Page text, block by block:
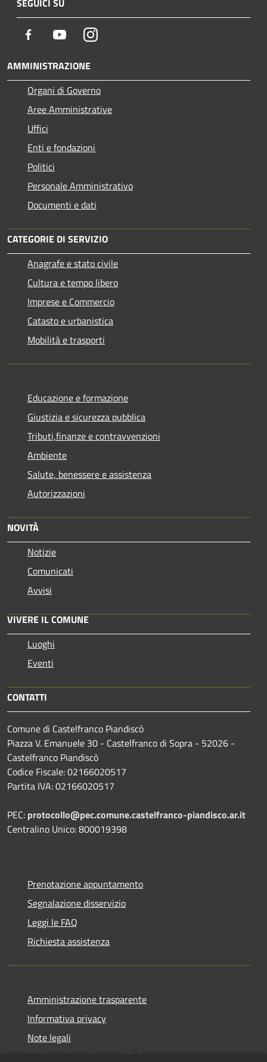
SEGUICI SU
Facebook YoutubeInstagram
AMMINISTRAZIONE
Organi di Governo
Aree Amministrative
Uffici
Enti e fondazioni
Politici
Personale Amministrativo
Documenti e dati
CATEGORIE DI SERVIZIO
Anagrafe e stato civile
Cultura e tempo libero
Imprese e Commercio
Catasto e urbanistica
Mobilità e trasporti
Educazione e formazione
Giustizia e sicurezza pubblica
Tributi,finanze e contravvenzioni
Ambiente
Salute, benessere e assistenza
Autorizzazioni
NOVITÀ
Notizie
Comunicati
Avvisi
VIVERE IL COMUNE
Luoghi
Eventi
CONTATTI
Comune di Castelfranco Piandiscò
Piazza V. Emanuele 30 - Castelfranco di Sopra - 52026 -
Castelfranco Piandiscò
Codice Fiscale: 02166020517
Partita IVA: 02166020517
PEC: protocollo@pec.comune.castelfranco-piandisco.ar.it
Centralino Unico: 800019398
Prenotazione appuntamento
Segnalazione disservizio
Leggi le FAQ
Richiesta assistenza
Amministrazione trasparente
Informativa privacy
Note legali
Dichiarazione di accessibilità